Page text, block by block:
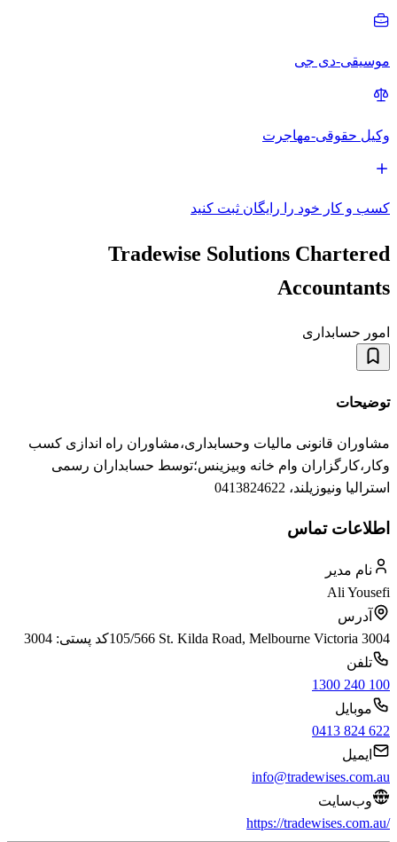
موسیقی-دی جی
وکیل حقوقی-مهاجرت
کسب و کار خود را رایگان ثبت کنید
Tradewise Solutions Chartered
Accountants
امور حسابداری
توضیحات
مشاوران قانونی مالیات وحسابداری،مشاوران راه اندازی کسب
وکار،کارگزاران وام خانه وبیزینس؛توسط حسابداران رسمی
استرالیا ونیوزیلند، 0413824622
اطلاعات تماس
نام مدیر
Ali Yousefi
آدرس
105/566 St. Kilda Road, Melbourne Victoria 3004کد پستی: 3004
تلفن
1300 240 100
موبایل
0413 824 622
ایمیل
info@tradewises.com.au
وب‌سایت
https://tradewises.com.au/